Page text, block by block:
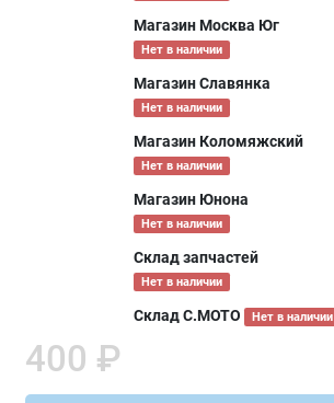
Магазин Москва Юг
Нет в наличии
Магазин Славянка
Нет в наличии
Магазин Коломяжский
Нет в наличии
Магазин Юнона
Нет в наличии
Склад запчастей
Нет в наличии
Склад С.МОТО Нет в наличии
400 ₽